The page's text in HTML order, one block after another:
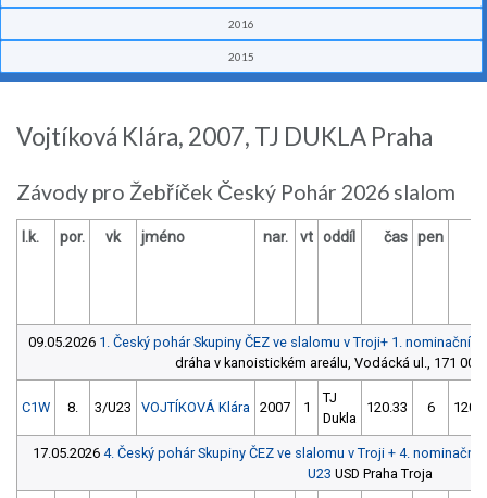
2016
2015
Vojtíková Klára, 2007, TJ DUKLA Praha
Závody pro Žebříček Český Pohár 2026 slalom
l.k. por. vk jméno nar. vt oddíl čas pen
09.05.2026 1. Český pohár Skupiny ČEZ ve slalomu v Troji+ 1. nominační
dráha v kanoistickém areálu, Vodácká ul., 171 00
C1W 8. 3/U23 VOJTÍKOVÁ Klára 2007 1
TJ
Dukla
120.33 6
17.05.2026 4. Český pohár Skupiny ČEZ ve slalomu v Troji + 4.
U23 USD Praha Troja